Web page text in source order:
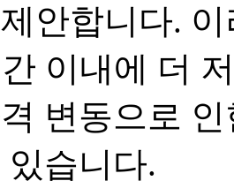
안합니다.
이내에 더
변동으로
있습니다.